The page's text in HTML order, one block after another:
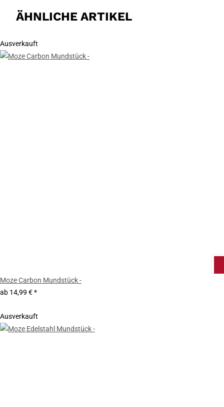
ÄHNLICHE ARTIKEL
Ausverkauft
Moze Carbon Mundstück -
ab 14,99 €*
Ausverkauft